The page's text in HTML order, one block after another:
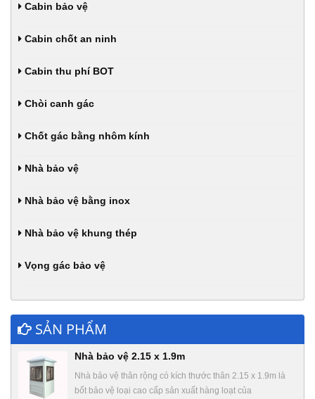
Cabin bảo vệ
Cabin chốt an ninh
Cabin thu phí BOT
Chòi canh gác
Chốt gác bằng nhôm kính
Nhà bảo vệ
Nhà bảo vệ bằng inox
Nhà bảo vệ khung thép
Vọng gác bảo vệ
SẢN PHẨM
Nhà bảo vệ 2.15 x 1.9m
Nhà bảo vệ thân rộng có kích thước thân 2.15 x 1.9m là
bốt bảo vệ loại cao cấp sản xuất hàng loạt của